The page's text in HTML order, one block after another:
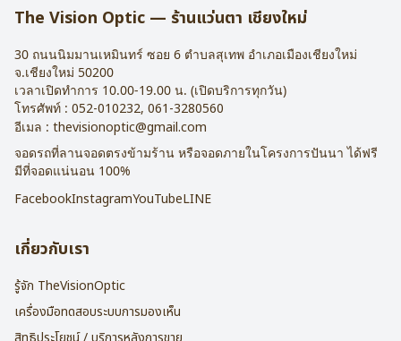
The Vision Optic — ร้านแว่นตา เชียงใหม่
30 ถนนนิมมานเหมินทร์ ซอย 6 ตำบลสุเทพ อำเภอเมืองเชียงใหม่
จ.เชียงใหม่ 50200
เวลาเปิดทำการ 10.00-19.00 น. (เปิดบริการทุกวัน)
โทรศัพท์ : 052-010232, 061-3280560
อีเมล : thevisionoptic@gmail.com
จอดรถที่ลานจอดตรงข้ามร้าน หรือจอดภายในโครงการปันนา ได้ฟรี
มีที่จอดแน่นอน 100%
FacebookInstagramYouTubeLINE
เกี่ยวกับเรา
รู้จัก TheVisionOptic
เครื่องมือทดสอบระบบการมองเห็น